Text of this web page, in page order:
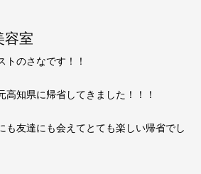
容室
トのさなです！！
高知県に帰省してきました！！！
も友達にも会えてとても楽しい帰省でし